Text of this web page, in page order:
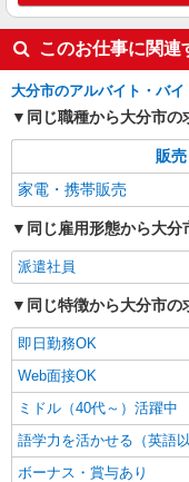
このお仕事に関連
大分市のアルバイト・バ
同じ職種から大分市の
販
家電・携帯販売
同じ雇用形態から大分
派遣社員
同じ特徴から大分市の
即日勤務OK
Web面接OK
ミドル（40代～）活躍中
語学力を活かせる（英語以
ボーナス・賞与あり